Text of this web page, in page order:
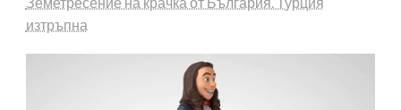
изтръпна